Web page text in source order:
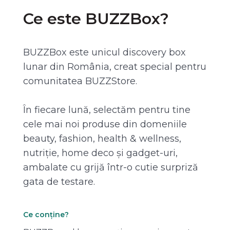
Ce este BUZZBox?
BUZZBox este unicul discovery box
lunar din România, creat special pentru
comunitatea BUZZStore.
În fiecare lună, selectăm pentru tine
cele mai noi produse din domeniile
beauty, fashion, health & wellness,
nutriție, home deco și gadget-uri,
ambalate cu grijă într-o cutie surpriză
gata de testare.
Ce conține?